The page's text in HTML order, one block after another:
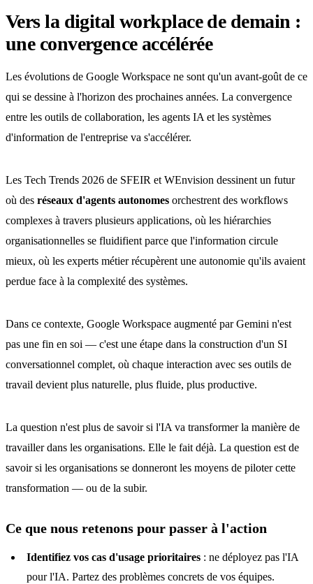
Vers la digital workplace de demain :
une convergence accélérée
Les évolutions de Google Workspace ne sont qu'un avant-goût de ce
qui se dessine à l'horizon des prochaines années. La convergence
entre les outils de collaboration, les agents IA et les systèmes
d'information de l'entreprise va s'accélérer.
Les Tech Trends 2026 de SFEIR et WEnvision dessinent un futur
où des réseaux d'agents autonomes orchestrent des workflows
complexes à travers plusieurs applications, où les hiérarchies
organisationnelles se fluidifient parce que l'information circule
mieux, où les experts métier récupèrent une autonomie qu'ils avaient
perdue face à la complexité des systèmes.
Dans ce contexte, Google Workspace augmenté par Gemini n'est
pas une fin en soi — c'est une étape dans la construction d'un SI
conversationnel complet, où chaque interaction avec ses outils de
travail devient plus naturelle, plus fluide, plus productive.
La question n'est plus de savoir si l'IA va transformer la manière de
travailler dans les organisations. Elle le fait déjà. La question est de
savoir si les organisations se donneront les moyens de piloter cette
transformation — ou de la subir.
Ce que nous retenons pour passer à l'action
Identifiez vos cas d'usage prioritaires: ne déployez pas l'IA
pour l'IA. Partez des problèmes concrets de vos équipes.